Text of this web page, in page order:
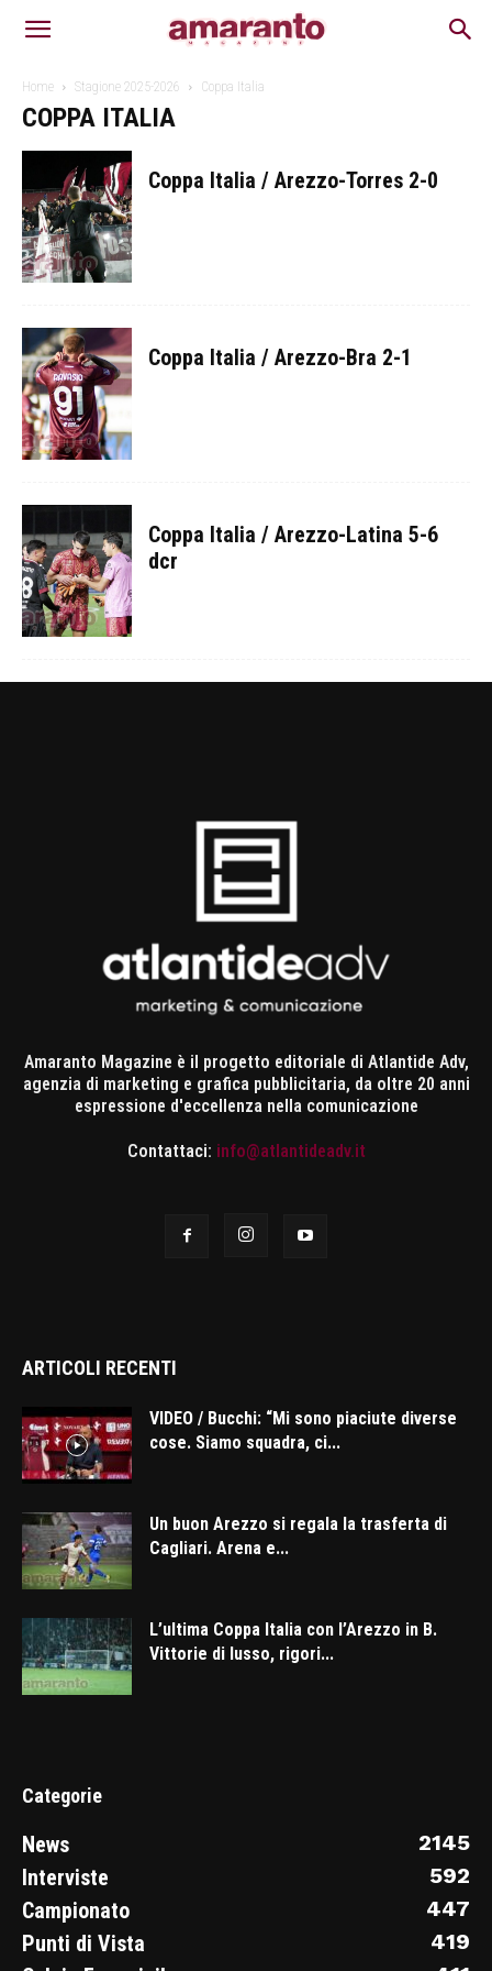
Home Stagione 2025-2026 Coppa Italia
COPPA ITALIA
Coppa Italia / Arezzo-Torres 2-0
Coppa Italia / Arezzo-Bra 2-1
Coppa Italia / Arezzo-Latina 5-6
dcr
Amaranto Magazine è il progetto editoriale di Atlantide Adv,
agenzia di marketing e grafica pubblicitaria, da oltre 20 anni
espressione d'eccellenza nella comunicazione
Contattaci: info@atlantideadv.it
ARTICOLI RECENTI
VIDEO / Bucchi: “Mi sono piaciute diverse
cose. Siamo squadra, ci...
Un buon Arezzo si regala la trasferta di
Cagliari. Arena e...
L’ultima Coppa Italia con l’Arezzo in B.
Vittorie di lusso, rigori...
Categorie
News
2145
Interviste
592
Campionato
447
Punti di Vista
419